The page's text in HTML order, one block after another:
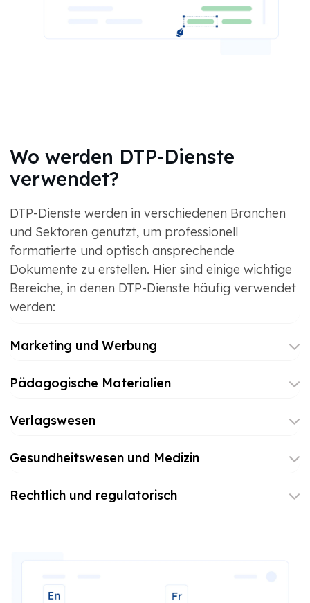
Wo werden DTP-Dienste
verwendet?
DTP-Dienste werden in verschiedenen Branchen
und Sektoren genutzt, um professionell
formatierte und optisch ansprechende
Dokumente zu erstellen. Hier sind einige wichtige
Bereiche, in denen DTP-Dienste häufig verwendet
werden:
Marketing und Werbung
Pädagogische Materialien
Verlagswesen
Gesundheitswesen und Medizin
Rechtlich und regulatorisch